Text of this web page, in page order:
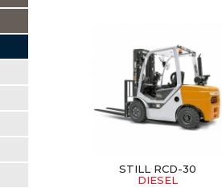
STILL RCD-30
DIESEL